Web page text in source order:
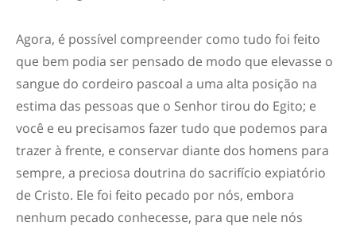
Agora, é possível compreender como tudo foi feito
que bem podia ser pensado de modo que elevasse o
sangue do cordeiro pascoal a uma alta posição na
estima das pessoas que o Senhor tirou do Egito; e
você e eu precisamos fazer tudo que podemos para
trazer à frente, e conservar diante dos homens para
sempre, a preciosa doutrina do sacrifício expiatório
de Cristo. Ele foi feito pecado por nós, embora
nenhum pecado conhecesse, para que nele nós